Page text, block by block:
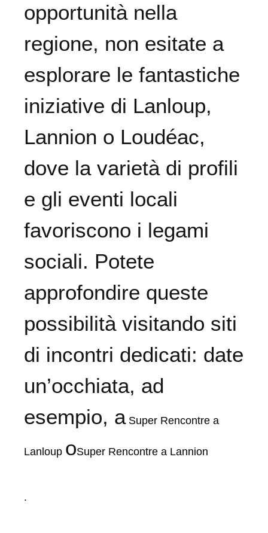
opportunità nella
regione, non esitate a
esplorare le fantastiche
iniziative di Lanloup,
Lannion o Loudéac,
dove la varietà di profili
e gli eventi locali
favoriscono i legami
sociali. Potete
approfondire queste
possibilità visitando siti
di incontri dedicati: date
un’occhiata, ad
esempio, aSuper Rencontre a
Lanloup oSuper Rencontre a Lannion
.